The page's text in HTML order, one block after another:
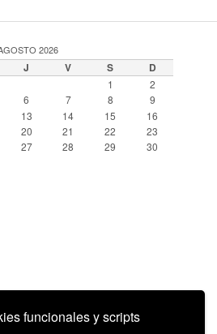
funcionales y scripts
2026
J V S D
1 2
6 7 8
9
13 14 15
16
20 21 22
23
27 28 29
30